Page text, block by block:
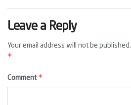
Leave a Reply
Your email address will not be published.
*
Comment *